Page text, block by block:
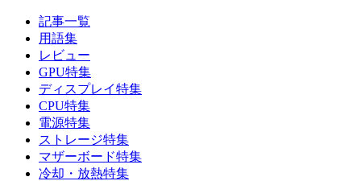
記事一覧
用語集
レビュー
GPU特集
ディスプレイ特集
CPU特集
電源特集
ストレージ特集
マザーボード特集
冷却・放熱特集